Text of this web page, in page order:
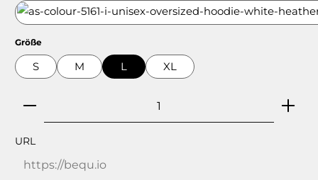
Select
Größe
S M L XL
Product Quantity: Enter the desired amount
URL